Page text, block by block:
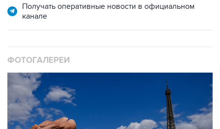
Получать оперативные новости в официальном
канале
ФОТОГАЛЕРЕИ